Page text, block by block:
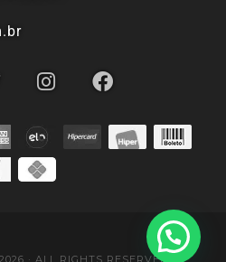
· ALL RIGHTS RESERVED.